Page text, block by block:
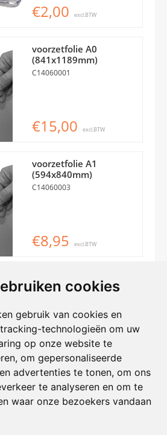
cookies
gebruik van cookies en
technologieën om uw
op onze website te
om gepersonaliseerde
advertenties te tonen, om ons
te analyseren en om te
waar onze bezoekers vandaan
€2,00 excl.BTW
voorzetfolie A0
(841x1189mm)
C14060001
€15,00 excl.BTW
voorzetfolie A1
(594x840mm)
C14060003
€8,95 excl.BTW
online
Max Planckstraat 4
BE Ede, Nederland
+31(0)318 618 121
info@shophouse.nl
ma t/m vr 09:00-17:00 uur